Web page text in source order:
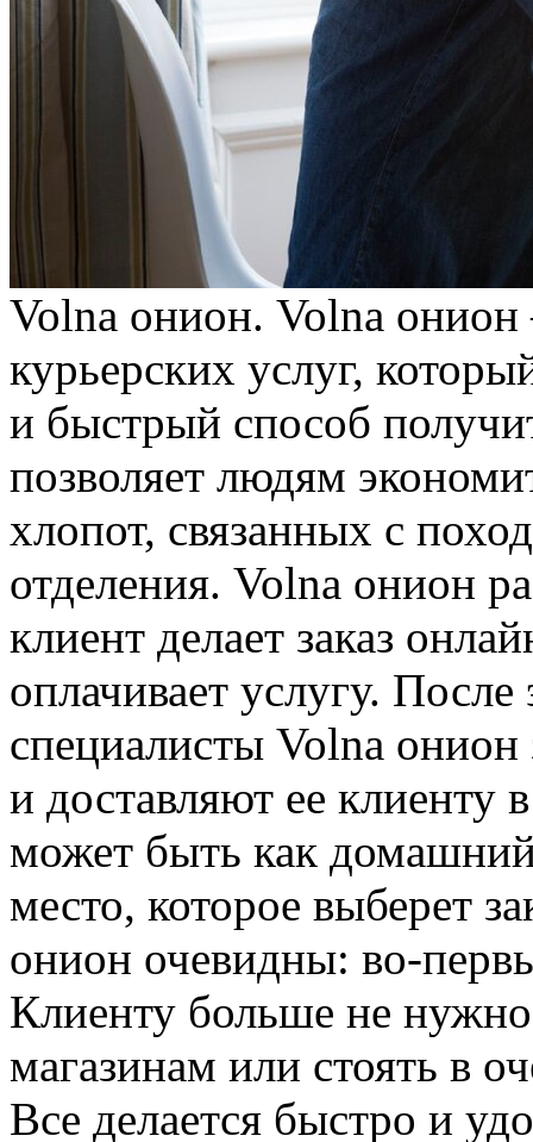
Volna oниoн. Volna
курьерских услуг,
и быстрый способ
позволяет людям
хлопот, связанных с
отделения. Volna онион
клиент делает заказ
оплачивает услугу. После
специалисты Volna
и доставляют ее клиенту
может быть как
место, которое выберет
онион очевидны: во-
Клиенту больше не
магазинам или стоять в
Все делается быстро и